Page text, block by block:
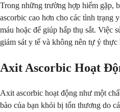
Trong những trường hợp hiếm gặp,
ascorbic cao hơn cho các tình trạng
máu hoặc để giúp hấp thụ sắt. Việc
giám sát y tế và không nên tự ý thực
Axit Ascorbic Hoạt
Axit ascorbic hoạt động như một
bào của bạn khỏi bị tổn thương do